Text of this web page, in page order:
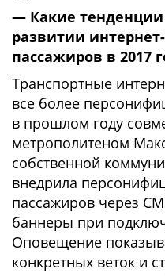
— Какие
развитии
пассажиров в 2017
Транспортные
все более
в прошлом году
метрополитеном
собственной
внедрила
пассажиров через
баннеры при
Оповещение
конкретных веток и